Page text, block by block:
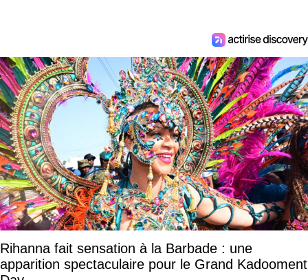
Rihanna fait sensation à la Barbade : une
apparition spectaculaire pour le Grand Kadooment